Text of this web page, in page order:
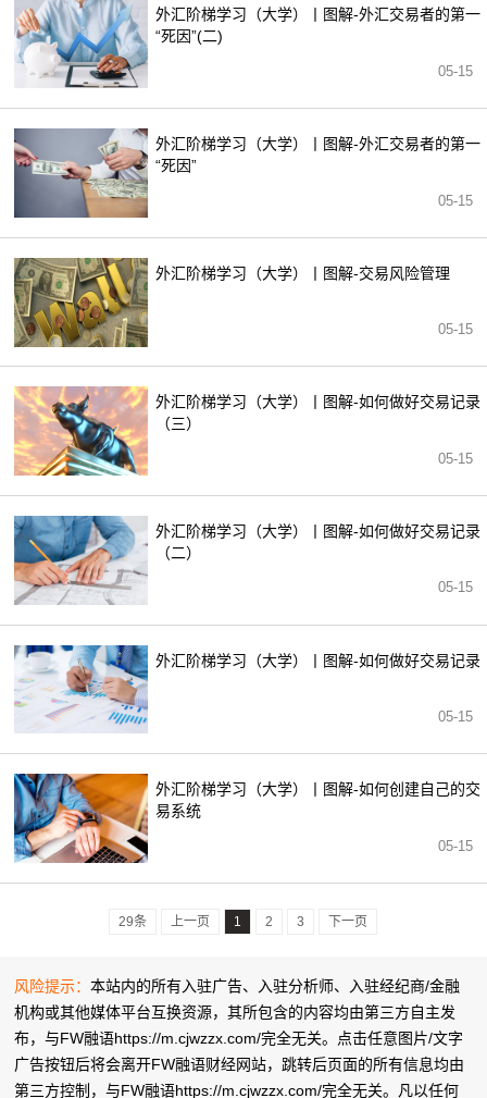
外汇阶梯学习（大学）丨图解-外汇交易者的第一
“死因”(二)
05-15
外汇阶梯学习（大学）丨图解-外汇交易者的第一
“死因”
05-15
外汇阶梯学习（大学）丨图解-交易风险管理
05-15
外汇阶梯学习（大学）丨图解-如何做好交易记录
（三）
05-15
外汇阶梯学习（大学）丨图解-如何做好交易记录
（二）
05-15
外汇阶梯学习（大学）丨图解-如何做好交易记录
05-15
外汇阶梯学习（大学）丨图解-如何创建自己的交
易系统
05-15
29条 上一页 1 2 3 下一页
风险提示：本站内的所有入驻广告、入驻分析师、入驻经纪商/金融
机构或其他媒体平台互换资源，其所包含的内容均由第三方自主发
布，与FW融语https://m.cjwzzx.com/完全无关。点击任意图片/文字
广告按钮后将会离开FW融语财经网站，跳转后页面的所有信息均由
第三方控制，与FW融语https://m.cjwzzx.com/完全无关。凡以任何